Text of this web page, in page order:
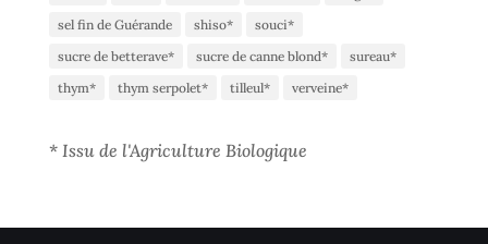
sel fin de Guérande
shiso*
souci*
sucre de betterave*
sucre de canne blond*
sureau*
thym*
thym serpolet* tilleul* verveine*
* Issu de l'Agriculture Biologique